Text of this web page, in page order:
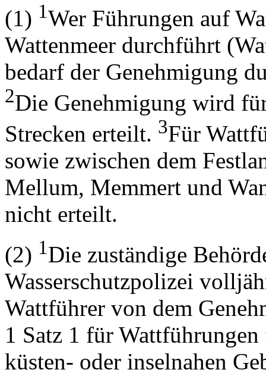
(1) 1Wer Führungen auf
Wattenmeer durchführt
bedarf der Genehmigung
2Die Genehmigung wird
Strecken erteilt. 3Für
sowie zwischen dem
Mellum, Memmert und
nicht erteilt.
(2) 1Die zuständige
Wasserschutzpolizei
Wattführer von dem
1 Satz 1 für
küsten- oder inselnahen